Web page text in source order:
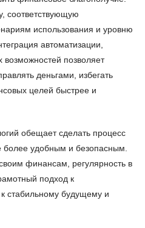
соответствующую
использования и уровню
автоматизации,
возможностей позволяет
деньгами, избегать
целей быстрее и
обещает сделать процесс
удобным и безопасным.
финансам, регулярность в
подход к
стабильному будущему и